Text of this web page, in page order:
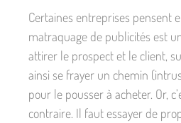
Certaines entreprises pensent
matraquage de publicités est
attirer le prospect et le client,
ainsi se frayer un chemin
pour le pousser à acheter. Or,
contraire. Il faut essayer de